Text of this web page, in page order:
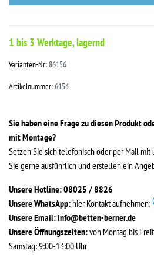
1 bis 3 Werktage, lagernd
Varianten-Nr:86156
Artikelnummer:6154
Sie haben eine Frage zu diesen Produkt
mit Montage?
Setzen Sie sich telefonisch oder per Mail mit
Sie gerne ausführlich und erstellen ein
Unsere Hotline: 08025 / 8826
Unsere WhatsApp: hier Kontakt aufnehmen:
Unsere Email:info@betten-berner.de
Unsere Öffnungszeiten:von Montag bis
Samstag: 9:00-13:00 Uhr